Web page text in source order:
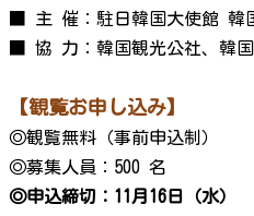
■ 主 催：駐日韓国大使館 韓
■ 協 力：韓国観光公社、韓
【観覧お申し込み】
◎観覧無料（事前申込制）
◎募集人員：500 名
◎申込締切：11月16日（水）